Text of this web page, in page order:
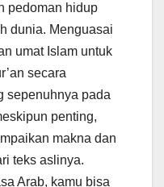
pedoman hidup
dunia. Menguasai
umat Islam untuk
secara
sepenuhnya pada
penting,
makna dan
teks aslinya.
Arab, kamu bisa